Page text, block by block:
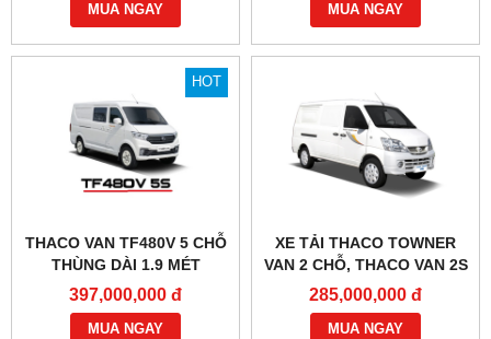
MUA NGAY MUA NGAY
HOT
THACO VAN TF480V 5 CHỖ
THÙNG DÀI 1.9 MÉT
397,000,000 đ
MUA NGAY
XE TẢI THACO TOWNER
VAN 2 CHỖ, THACO VAN 2S
285,000,000 đ
MUA NGAY